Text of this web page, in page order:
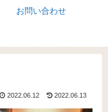
お問い合わせ
2022.06.12 2022.06.13